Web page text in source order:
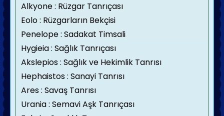
Alkyone : Rüzgar Tanrıçası
Eolo : Rüzgarların Bekçisi
Penelope : Sadakat Timsali
Hygieia : Sağlık Tanrıçası
Akslepios : Sağlık ve Hekimlik Tanrısı
Hephaistos : Sanayi Tanrısı
Ares : Savaş Tanrısı
Urania : Semavi Aşk Tanrıçası